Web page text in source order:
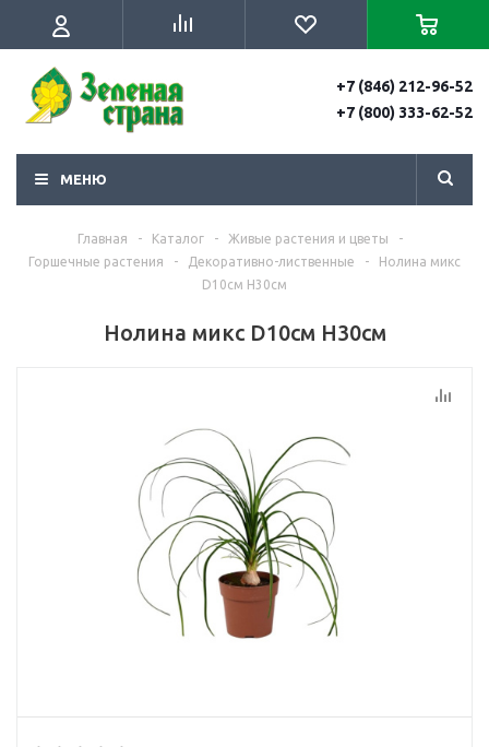
+7 (846) 212-96-52
+7 (800) 333-62-52
МЕНЮ
Главная - Каталог - Живые растения и цветы
-
Горшечные растения
- Декоративно-лиственные -
Нолина микс
D10cм H30см
Нолина микс D10cм H30см